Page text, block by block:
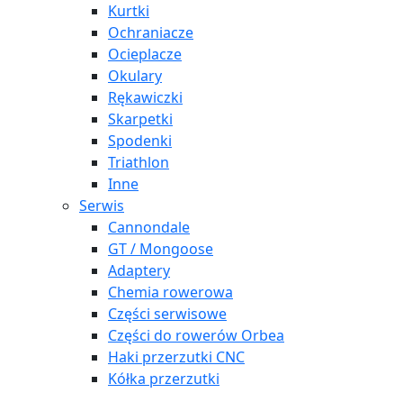
Kurtki
Ochraniacze
Ocieplacze
Okulary
Rękawiczki
Skarpetki
Spodenki
Triathlon
Inne
Serwis
Cannondale
GT / Mongoose
Adaptery
Chemia rowerowa
Części serwisowe
Części do rowerów Orbea
Haki przerzutki CNC
Kółka przerzutki